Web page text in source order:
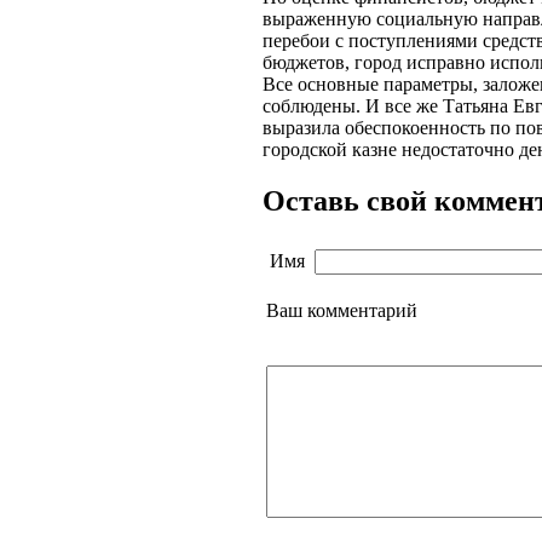
выраженную социальную
перебои с поступлениями
бюджетов, город исправно
Все основные параметры,
соблюдены. И все же Татьяна
выразила обеспокоенность по
городской казне недостаточно
Оставь свой
Имя
Ваш комментарий